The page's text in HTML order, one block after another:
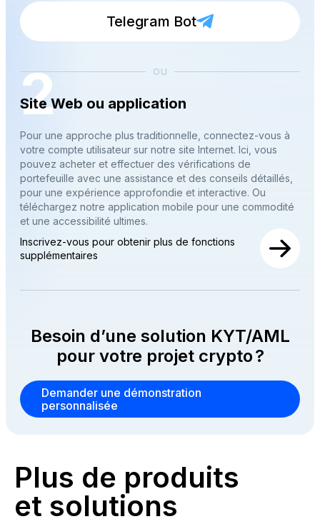
Telegram Bot
ou
2
Site Web ou application
Pour une approche plus traditionnelle, connectez-vous à
votre compte utilisateur sur notre site Internet. Ici, vous
pouvez acheter et effectuer des vérifications de
portefeuille avec une assistance et des conseils détaillés,
pour une expérience approfondie et interactive. Ou
téléchargez notre application mobile pour une commodité
et une accessibilité ultimes.
Inscrivez-vous pour obtenir plus de fonctions
supplémentaires
Besoin d’une solution KYT/AML
pour votre projet crypto ?
Demander une démonstration
personnalisée
Plus de produits
et solutions